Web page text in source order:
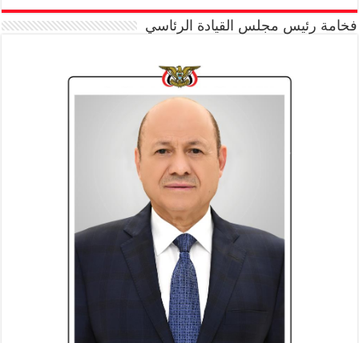
فخامة رئيس مجلس القيادة الرئاسي